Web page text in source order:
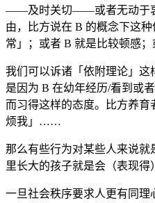
——及时关切——或者无动于
由，比方说在 B 的概念下这
常」；或者 B 就是比较顿感；
我们可以诉诸「依附理论」
是因为 B 在幼年经历/看到或
而习得这样的态度。比方养
烦我」……
那么有些行为对某些人来说就
里长大的孩子就是会（表现得
一旦社会秩序要求人更有同